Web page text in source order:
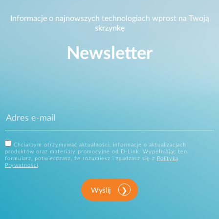
Informacje o najnowszych technologiach wprost na Twoją
skrzynkę
Newsletter
Chciałbym otrzymywać aktualności, informacje o aktualizacjach
produktów oraz materiały promocyjne od D-Link. Wypełniając ten
formularz, potwierdzasz, że rozumiesz i zgadzasz się z
Polityką
Prywatności.
Wyślij